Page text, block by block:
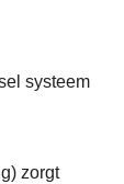
systeem
zorgt